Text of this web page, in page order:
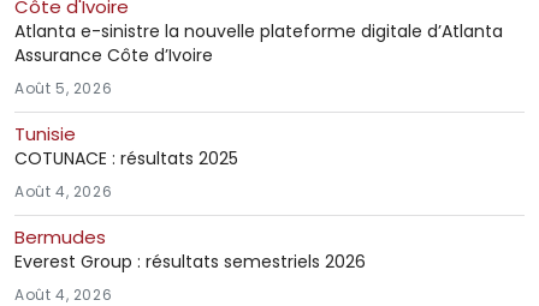
Côte d'Ivoire
Atlanta e-sinistre la nouvelle plateforme digitale d’Atlanta
Assurance Côte d’Ivoire
Août 5, 2026
Tunisie
COTUNACE : résultats 2025
Août 4, 2026
Bermudes
Everest Group : résultats semestriels 2026
Août 4, 2026